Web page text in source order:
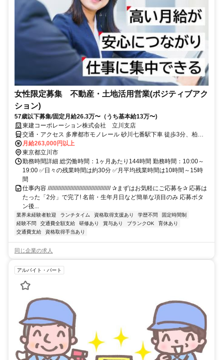
女性限定募集 不動産・土地活用営業(ポジティブアク
ション)
57歳以下募集/固定月給26.3万〜（うち基本給13万〜)
東建コーポレーション株式会社 立川支店
交通・アクセス 多摩都市モノレール 砂川七番駅下車 徒歩3分、柏町
四丁目下車 徒歩1分
月給263,000円以上
東京都立川市
勤務時間詳細 総労働時間：1ヶ月あたり144時間 勤務時間：10:00～
19:00 ✅日々の残業時間は約30分 ✅月平均残業時間は10時間～15時
間
仕事内容 ////////////////////////////////////////// ✰まずはお気軽にご応募を✰ 応募は
たった「2分」で完了! 名前・生年月日など簡単な項目のみ 応募ボタ
ン後...
業界未経験者歓迎 ランチタイム 資格取得支援あり 学歴不問
固定時間制
経験不問
交通費全額支給 研修あり 賞与あり ブランクOK
育休あり
交通費支給
資格取得手当あり
同じ企業の求人
アルバイト・パート